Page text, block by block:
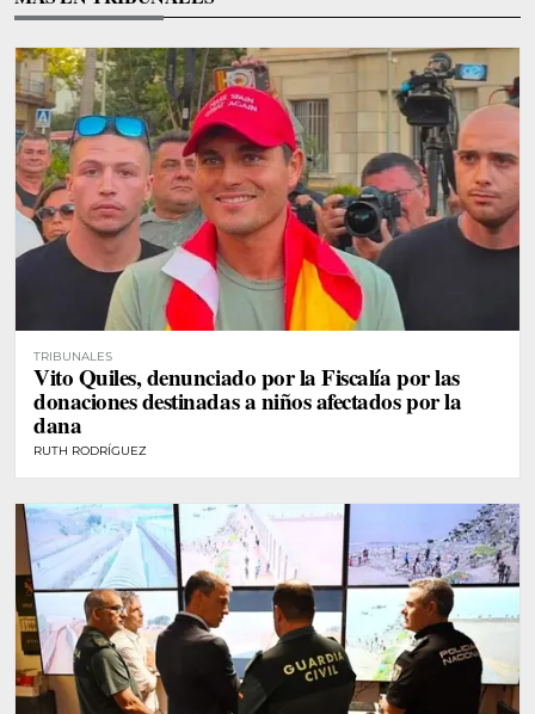
TRIBUNALES
Vito Quiles, denunciado por la Fiscalía por las
donaciones destinadas a niños afectados por la
dana
RUTH RODRÍGUEZ